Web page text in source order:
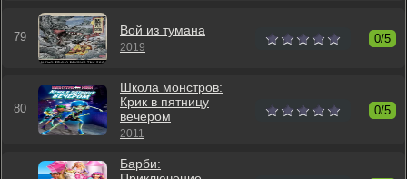
Вой из тумана
2019
0/5
Школа монстров:
Крик в пятницу
вечером
2011
0/5
Барби: